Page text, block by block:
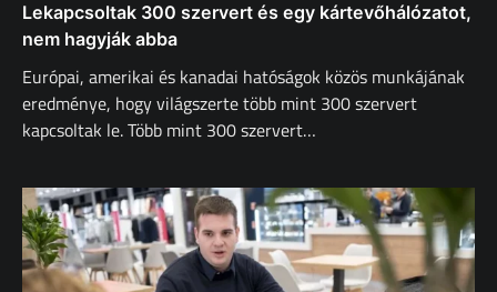
Lekapcsoltak 300 szervert és egy kártevőhálózatot,
nem hagyják abba
Európai, amerikai és kanadai hatóságok közös munkájának
eredménye, hogy világszerte több mint 300 szervert
kapcsoltak le. Több mint 300 szervert…